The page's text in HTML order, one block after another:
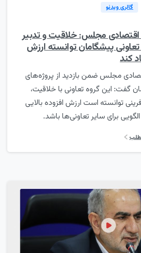
گالری ویدئو
مجلس: خلاقیت و تدبیر
پیشگامان توانسته ارزش
کند
مجلس ضمن بازدید از پروژه‌های
گفت: این گروه تعاونی با خلاقیت،
توانسته است ارزش افزوده بالایی
برای سایر تعاونی‌ها باشد.